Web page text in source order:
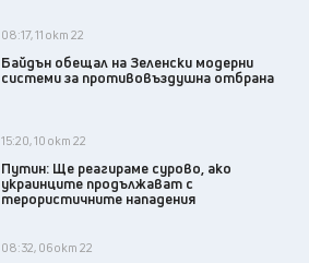
08:17, 11 окт 22
Байдън обещал на Зеленски модерни
системи за противовъздушна отбрана
15:20, 10 окт 22
Путин: Ще реагираме сурово, ако
украинците продължават с
терористичните нападения
08:32, 06 окт 22